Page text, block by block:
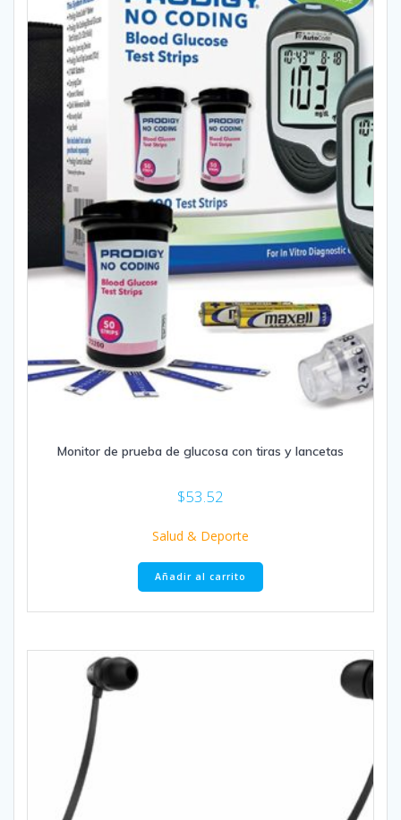
Monitor de prueba de glucosa con tiras y lancetas
$53.52
Salud & Deporte
Añadir al carrito